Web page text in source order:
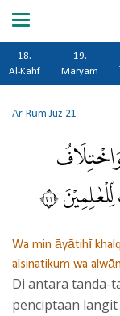
18.
Al-Kahf
19.
Maryam
Ar-RūmJuz 21
٢٢
Wa min āyātihī
alsinatikum wa
Di antara tanda-
penciptaan